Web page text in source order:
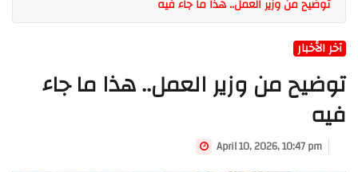
توضيح من وزير العمل.. هذا ما جاء فيه
آخر الأخبار
توضيح من وزير العمل.. هذا ما جاء
فيه
April 10, 2026, 10:47 pm